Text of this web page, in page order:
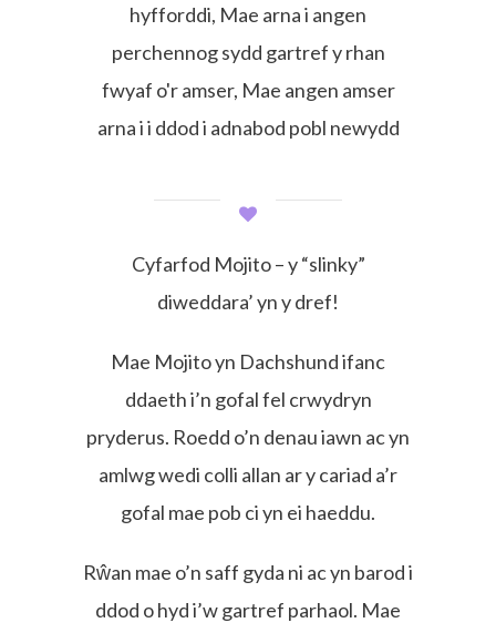
hyfforddi, Mae arna i angen
perchennog sydd gartref y rhan
fwyaf o'r amser, Mae angen amser
arna i i ddod i adnabod pobl newydd
Cyfarfod Mojito – y “slinky”
diweddara’ yn y dref!
Mae Mojito yn Dachshund ifanc
ddaeth i’n gofal fel crwydryn
pryderus. Roedd o’n denau iawn ac yn
amlwg wedi colli allan ar y cariad a’r
gofal mae pob ci yn ei haeddu.
Rŵan mae o’n saff gyda ni ac yn barod i
ddod o hyd i’w gartref parhaol. Mae